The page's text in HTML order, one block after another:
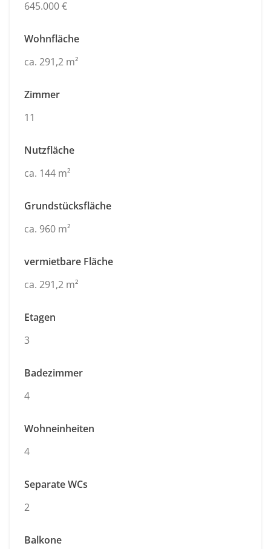
645.000 €
Wohnfläche
ca. 291,2 m²
Zimmer
11
Nutzfläche
ca. 144 m²
Grundstücksfläche
ca. 960 m²
vermietbare Fläche
ca. 291,2 m²
Etagen
3
Badezimmer
4
Wohneinheiten
4
Separate WCs
2
Balkone